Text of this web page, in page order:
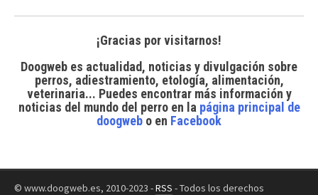
¡Gracias por visitarnos!
Doogweb es actualidad, noticias y divulgación sobre
perros, adiestramiento, etología, alimentación,
veterinaria... Puedes encontrar más información y
noticias del mundo del perroen la página principal de
doogweb o en Facebook
© www.doogweb.es, 2010-2023 -RSS - Todos los derechos